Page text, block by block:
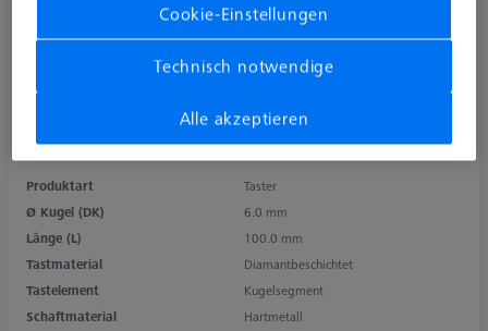
Produktart
Taster
Ø Kugel (DK)
6.0 mm
Länge (L)
100.0 mm
Tastmaterial
Diamantbeschichtet
Tastelement
Kugelsegment
Schaftmaterial
Hartmetall
Cookie-Einstellungen
Technisch notwendige
Alle akzeptieren